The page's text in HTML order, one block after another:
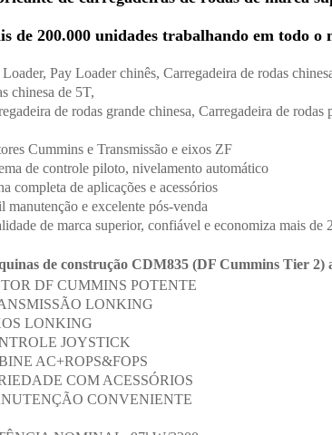
de 200.000 unidades trabalhando em todo o
Pay Loader chinês, Carregadeira de rodas
chinesa de 5T,
de rodas grande chinesa, Carregadeira de
Cummins e Transmissão e eixos ZF
de controle piloto, nivelamento automático
completa de aplicações e acessórios
manutenção e excelente pós-venda
de marca superior, confiável e economiza mais de
de construção CDM835 (DF Cummins Tier 2)
DF CUMMINS POTENTE
LONKING
LONKING
JOYSTICK
AC+ROPS&FOPS
COM ACESSÓRIOS
CONVENIENTE